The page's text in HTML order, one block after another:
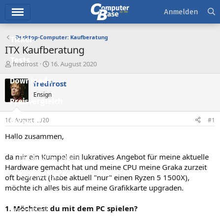
Ticker
Tests
Downloads
Preisvergleich
Forum
Aktuelles
Empfohlene Inhalte
Neue Beiträge
Neueste Aktivitäten
Leserartikel
Anmelden
Desktop-Computer: Kaufberatung
ITX Kaufberatung
E
s
t
e
e
r
fredfrost
E
s
e
t
a
16. August 2020
fredfrost
Ensign
16. August 2020 #1
Hallo zusammen,
da mir ein Kumpel ein lukratives Angebot für meine aktuelle
Hardware gemacht hat und meine CPU meine Graka zurzeit
oft begrenzt (habe aktuell "nur" einen Ryzen 5 1500X),
möchte ich alles bis auf meine Grafikkarte upgraden.
1. Möchtest du mit dem PC spielen?